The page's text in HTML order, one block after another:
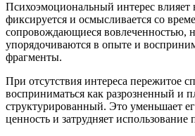
Психоэмоциональный интерес влияет
фиксируется и осмысливается со
сопровождающиеся вовлеченностью,
упорядочиваются в опыте и
фрагменты.
При отсутствия интереса пережитое
восприниматься как разрозненный и
структурированный. Это уменьшает
ценность и затрудняет